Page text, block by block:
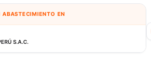
ABASTECIMIENTO EN
S.A.C.